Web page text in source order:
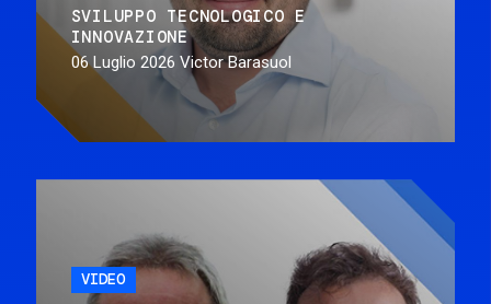
SVILUPPO TECNOLOGICO E
INNOVAZIONE
06 Luglio 2026 Victor Barasuol
VIDEO